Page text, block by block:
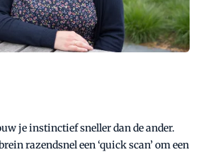
je instinctief sneller dan de ander.
razendsnel een ‘quick scan’ om een